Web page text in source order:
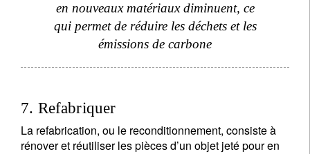
en nouveaux matériaux diminuent, ce
qui permet de réduire les déchets et les
émissions de carbone
7. Refabriquer
La refabrication, ou le reconditionnement, consiste à
rénover et réutiliser les pièces d’un objet jeté pour en